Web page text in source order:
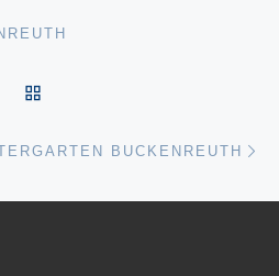
BUCKENREUTH